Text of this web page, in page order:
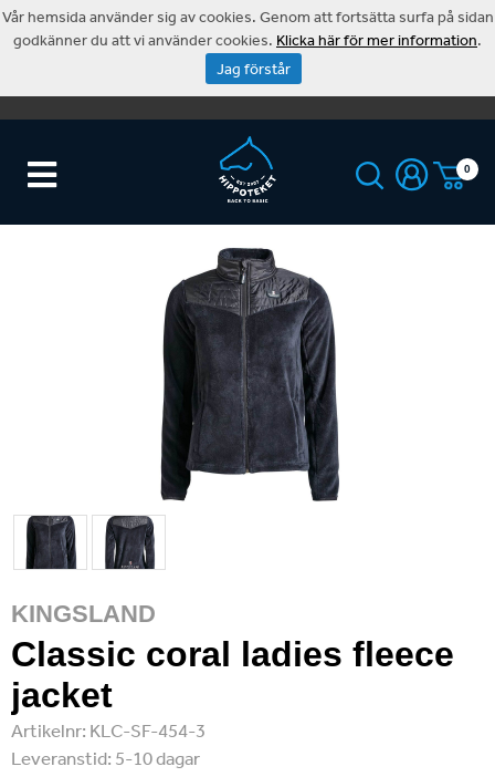
0
KINGSLAND
Classic coral ladies fleece
jacket
Artikelnr: KLC-SF-454-3
Leveranstid: 5-10 dagar
Vår hemsida använder sig av cookies. Genom att fortsätta surfa på sidan
godkänner du att vi använder cookies. Klicka här för mer information.
Jag förstår